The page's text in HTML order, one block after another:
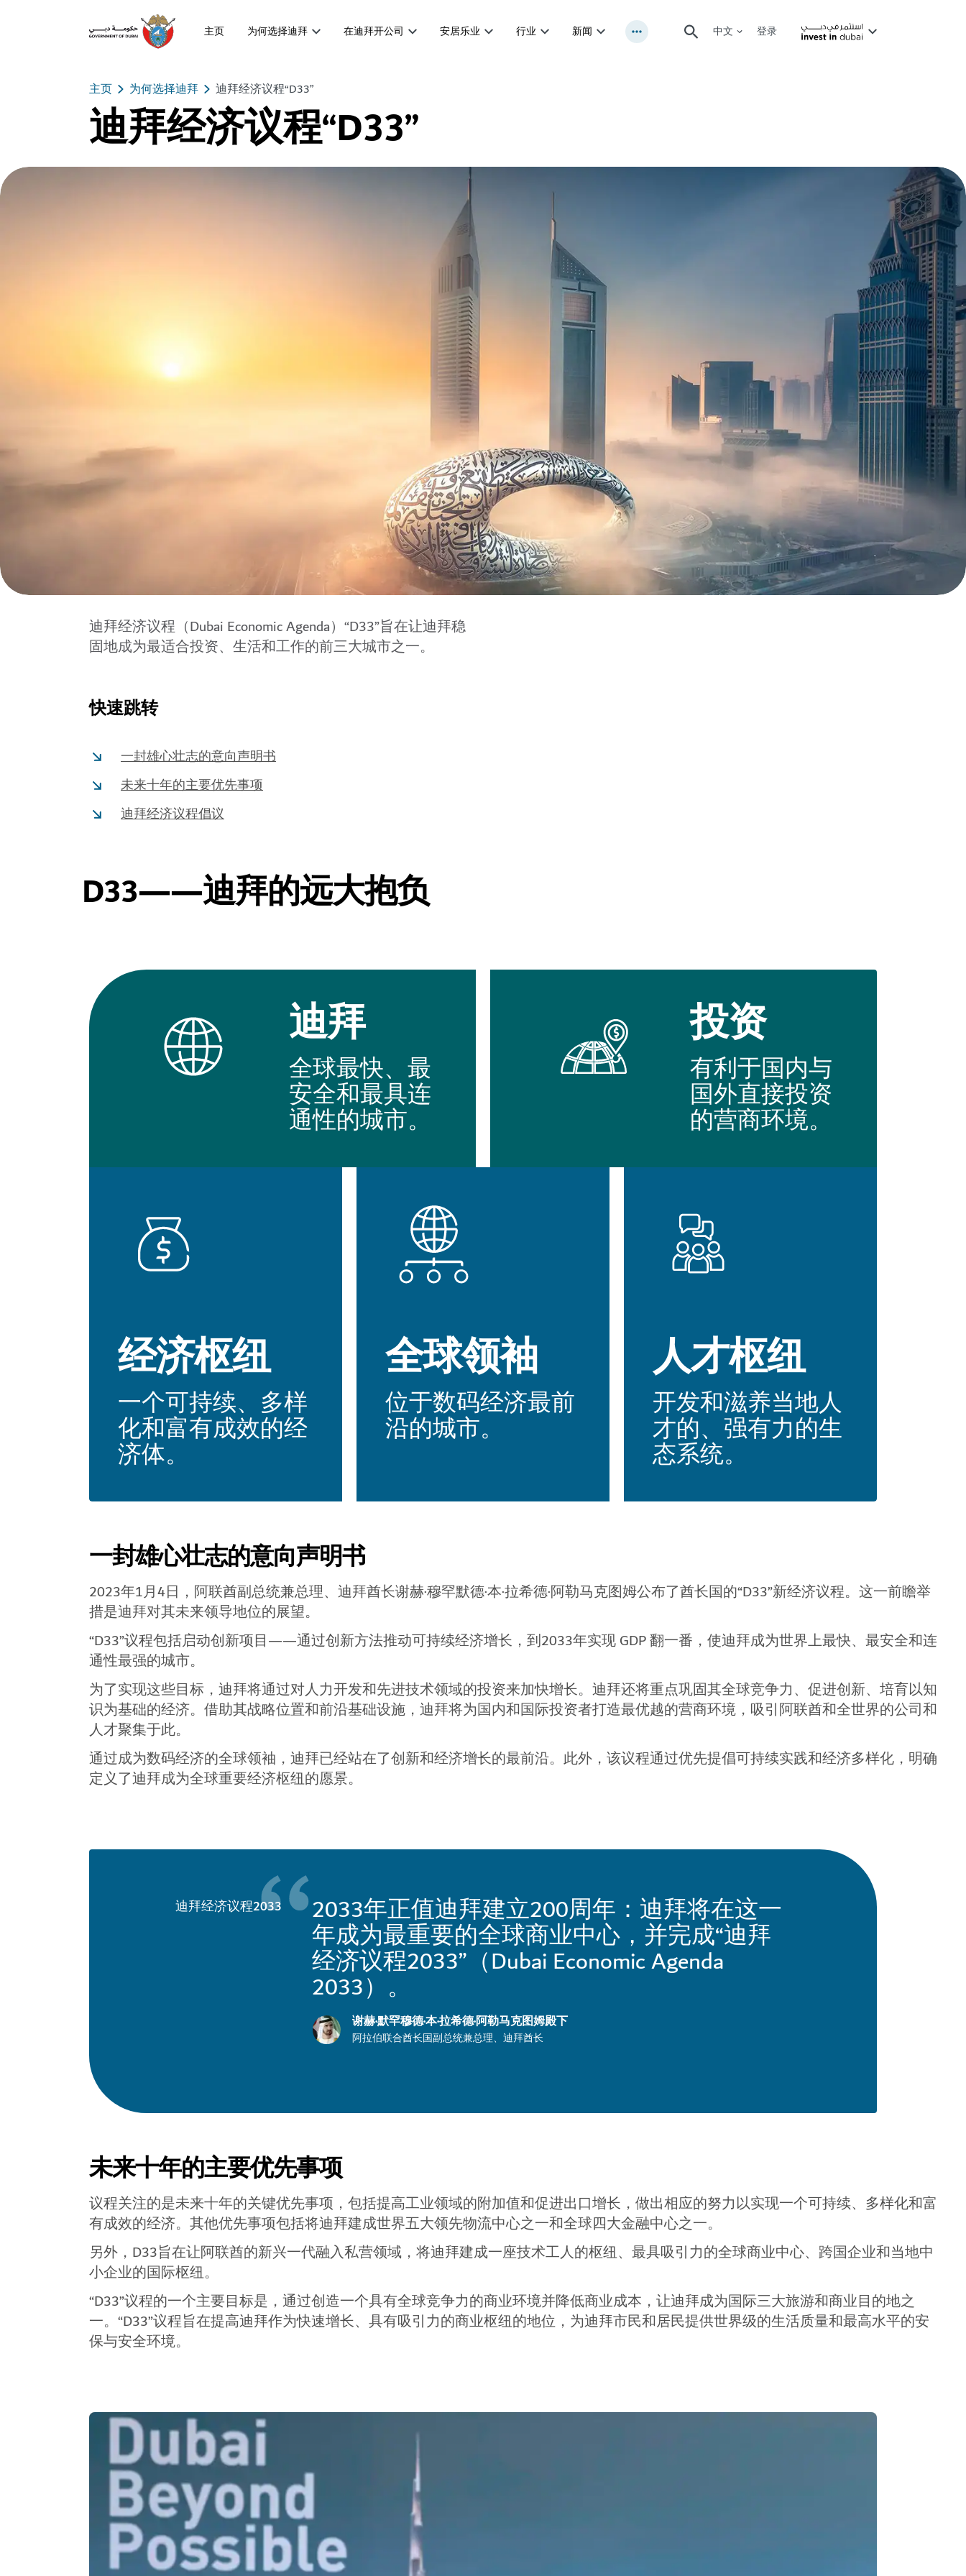
主页 为何选择迪拜 在迪拜开公司 安居乐业 行业 新闻 中文 登录
主页 为何选择迪拜 迪拜经济议程“D33”
迪拜经济议程“D33”
迪拜经济议程（Dubai Economic Agenda）“D33”旨在让迪拜稳
固地成为最适合投资、生活和工作的前三大城市之一。
快速跳转
一封雄心壮志的意向声明书
未来十年的主要优先事项
迪拜经济议程倡议
D33——迪拜的远大抱负
迪拜
全球最快、最
安全和最具连
通性的城市。
投资
有利于国内与
国外直接投资
的营商环境。
经济枢纽
一个可持续、多样
化和富有成效的经
济体。
全球领袖
位于数码经济最前
沿的城市。
人才枢纽
开发和滋养当地人
才的、强有力的生
态系统。
一封雄心壮志的意向声明书
2023年1月4日，阿联酋副总统兼总理、迪拜酋长谢赫·穆罕默德·本·拉希德·阿勒马克图姆公布了酋长国的“D33”新经济议程。这一前瞻举
措是迪拜对其未来领导地位的展望。
“D33”议程包括启动创新项目——通过创新方法推动可持续经济增长，到2033年实现 GDP 翻一番，使迪拜成为世界上最快、最安全和连
通性最强的城市。
为了实现这些目标，迪拜将通过对人力开发和先进技术领域的投资来加快增长。迪拜还将重点巩固其全球竞争力、促进创新、培育以知
识为基础的经济。借助其战略位置和前沿基础设施，迪拜将为国内和国际投资者打造最优越的营商环境，吸引阿联酋和全世界的公司和
人才聚集于此。
通过成为数码经济的全球领袖，迪拜已经站在了创新和经济增长的最前沿。此外，该议程通过优先提倡可持续实践和经济多样化，明确
定义了迪拜成为全球重要经济枢纽的愿景。
迪拜经济议程2033 2033年正值迪拜建立200周年：迪拜将在这一
年成为最重要的全球商业中心，并完成“迪拜
经济议程2033”（Dubai Economic Agenda
2033）。
谢赫·默罕穆德·本·拉希德·阿勒马克图姆殿下
阿拉伯联合酋长国副总统兼总理、迪拜酋长
未来十年的主要优先事项
议程关注的是未来十年的关键优先事项，包括提高工业领域的附加值和促进出口增长，做出相应的努力以实现一个可持续、多样化和富
有成效的经济。其他优先事项包括将迪拜建成世界五大领先物流中心之一和全球四大金融中心之一。
另外，D33旨在让阿联酋的新兴一代融入私营领域，将迪拜建成一座技术工人的枢纽、最具吸引力的全球商业中心、跨国企业和当地中
小企业的国际枢纽。
“D33”议程的一个主要目标是，通过创造一个具有全球竞争力的商业环境并降低商业成本，让迪拜成为国际三大旅游和商业目的地之
一。“D33”议程旨在提高迪拜作为快速增长、具有吸引力的商业枢纽的地位，为迪拜市民和居民提供世界级的生活质量和最高水平的安
保与安全环境。